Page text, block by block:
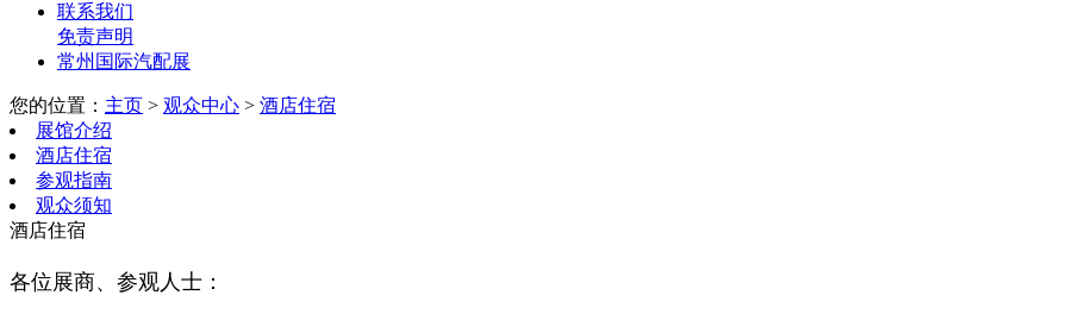
联系我们
免责声明
常州国际汽配展
您的位置： 主页 > 观众中心 > 酒店住宿
展馆介绍
酒店住宿
参观指南
观众须知
酒店住宿
各位展商、参观人士：